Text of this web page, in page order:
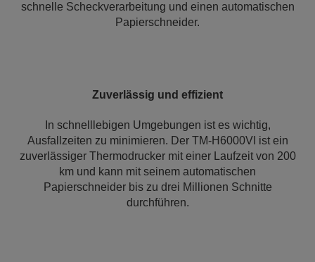
schnelle Scheckverarbeitung und einen automatischen
Papierschneider.
Zuverlässig und effizient
In schnelllebigen Umgebungen ist es wichtig,
Ausfallzeiten zu minimieren. Der TM-H6000VI ist ein
zuverlässiger Thermodrucker mit einer Laufzeit von 200
km und kann mit seinem automatischen
Papierschneider bis zu drei Millionen Schnitte
durchführen.